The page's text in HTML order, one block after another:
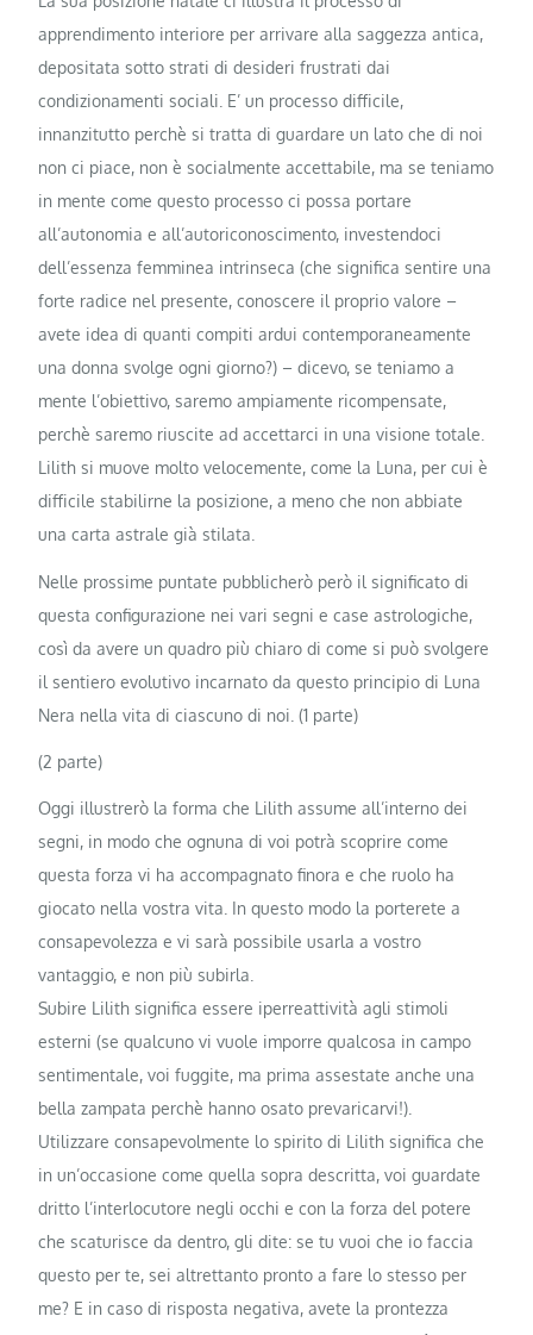
apprendimento interiore per arrivare alla saggezza antica,
depositata sotto strati di desideri frustrati dai
condizionamenti sociali. E’ un processo difficile,
innanzitutto perchè si tratta di guardare un lato che di noi
non ci piace, non è socialmente accettabile, ma se teniamo
in mente come questo processo ci possa portare
all’autonomia e all’autoriconoscimento, investendoci
dell’essenza femminea intrinseca (che significa sentire una
forte radice nel presente, conoscere il proprio valore –
avete idea di quanti compiti ardui contemporaneamente
una donna svolge ogni giorno?) – dicevo, se teniamo a
mente l’obiettivo, saremo ampiamente ricompensate,
perchè saremo riuscite ad accettarci in una visione totale.
Lilith si muove molto velocemente, come la Luna, per cui è
difficile stabilirne la posizione, a meno che non abbiate
una carta astrale già stilata.
Nelle prossime puntate pubblicherò però il significato di
questa configurazione nei vari segni e case astrologiche,
così da avere un quadro più chiaro di come si può svolgere
il sentiero evolutivo incarnato da questo principio di Luna
Nera nella vita di ciascuno di noi. (1 parte)
(2 parte)
Oggi illustrerò la forma che Lilith assume all’interno dei
segni, in modo che ognuna di voi potrà scoprire come
questa forza vi ha accompagnato finora e che ruolo ha
giocato nella vostra vita. In questo modo la porterete a
consapevolezza e vi sarà possibile usarla a vostro
vantaggio, e non più subirla.
Subire Lilith significa essere iperreattività agli stimoli
esterni (se qualcuno vi vuole imporre qualcosa in campo
sentimentale, voi fuggite, ma prima assestate anche una
bella zampata perchè hanno osato prevaricarvi!).
Utilizzare consapevolmente lo spirito di Lilith significa che
in un’occasione come quella sopra descritta, voi guardate
dritto l’interlocutore negli occhi e con la forza del potere
che scaturisce da dentro, gli dite: se tu vuoi che io faccia
questo per te, sei altrettanto pronto a fare lo stesso per
me? E in caso di risposta negativa, avete la prontezza